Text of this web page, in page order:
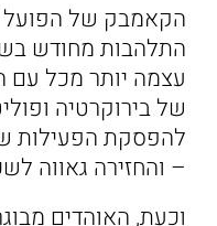
הקאמבק של הפועל
התלהבות מחודש
עצמה יותר מכל עם
של בירוקרטיה
להפסקת הפעילות
– והחזירה גאווה
וכעת, האוהדים